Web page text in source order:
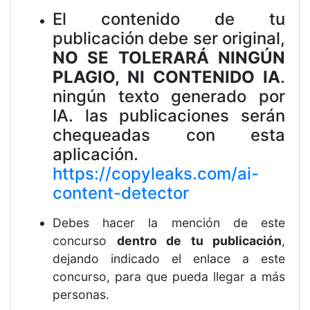
El contenido de tu
publicación debe ser original,
NO SE TOLERARÁ NINGÚN
PLAGIO, NI CONTENIDO IA.
ningún texto generado por
IA. las publicaciones serán
chequeadas con esta
aplicación.
https://copyleaks.com/ai-
content-detector
Debes hacer la mención de este
concurso dentro de tu publicación,
dejando indicado el enlace a este
concurso, para que pueda llegar a más
personas.